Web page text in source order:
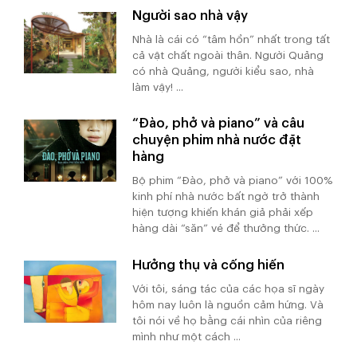
Người sao nhà vậy
Nhà là cái có “tâm hồn” nhất trong tất
cả vật chất ngoài thân. Người Quảng
có nhà Quảng, người kiểu sao, nhà
làm vậy! ...
“Đào, phở và piano” và câu
chuyện phim nhà nước đặt
hàng
Bộ phim “Đào, phở và piano” với 100%
kinh phí nhà nước bất ngờ trở thành
hiện tượng khiến khán giả phải xếp
hàng dài “săn” vé để thưởng thức. ...
Hưởng thụ và cống hiến
Với tôi, sáng tác của các họa sĩ ngày
hôm nay luôn là nguồn cảm hứng. Và
tôi nói về họ bằng cái nhìn của riêng
mình như một cách ...